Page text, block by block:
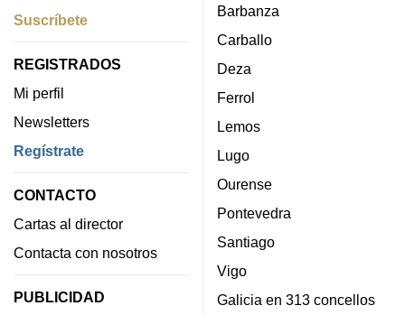
Suscríbete
REGISTRADOS
Mi perfil
Newsletters
Regístrate
CONTACTO
Cartas al director
Contacta con nosotros
PUBLICIDAD
Barbanza
Carballo
Deza
Ferrol
Lemos
Lugo
Ourense
Pontevedra
Santiago
Vigo
Galicia en 313 concellos